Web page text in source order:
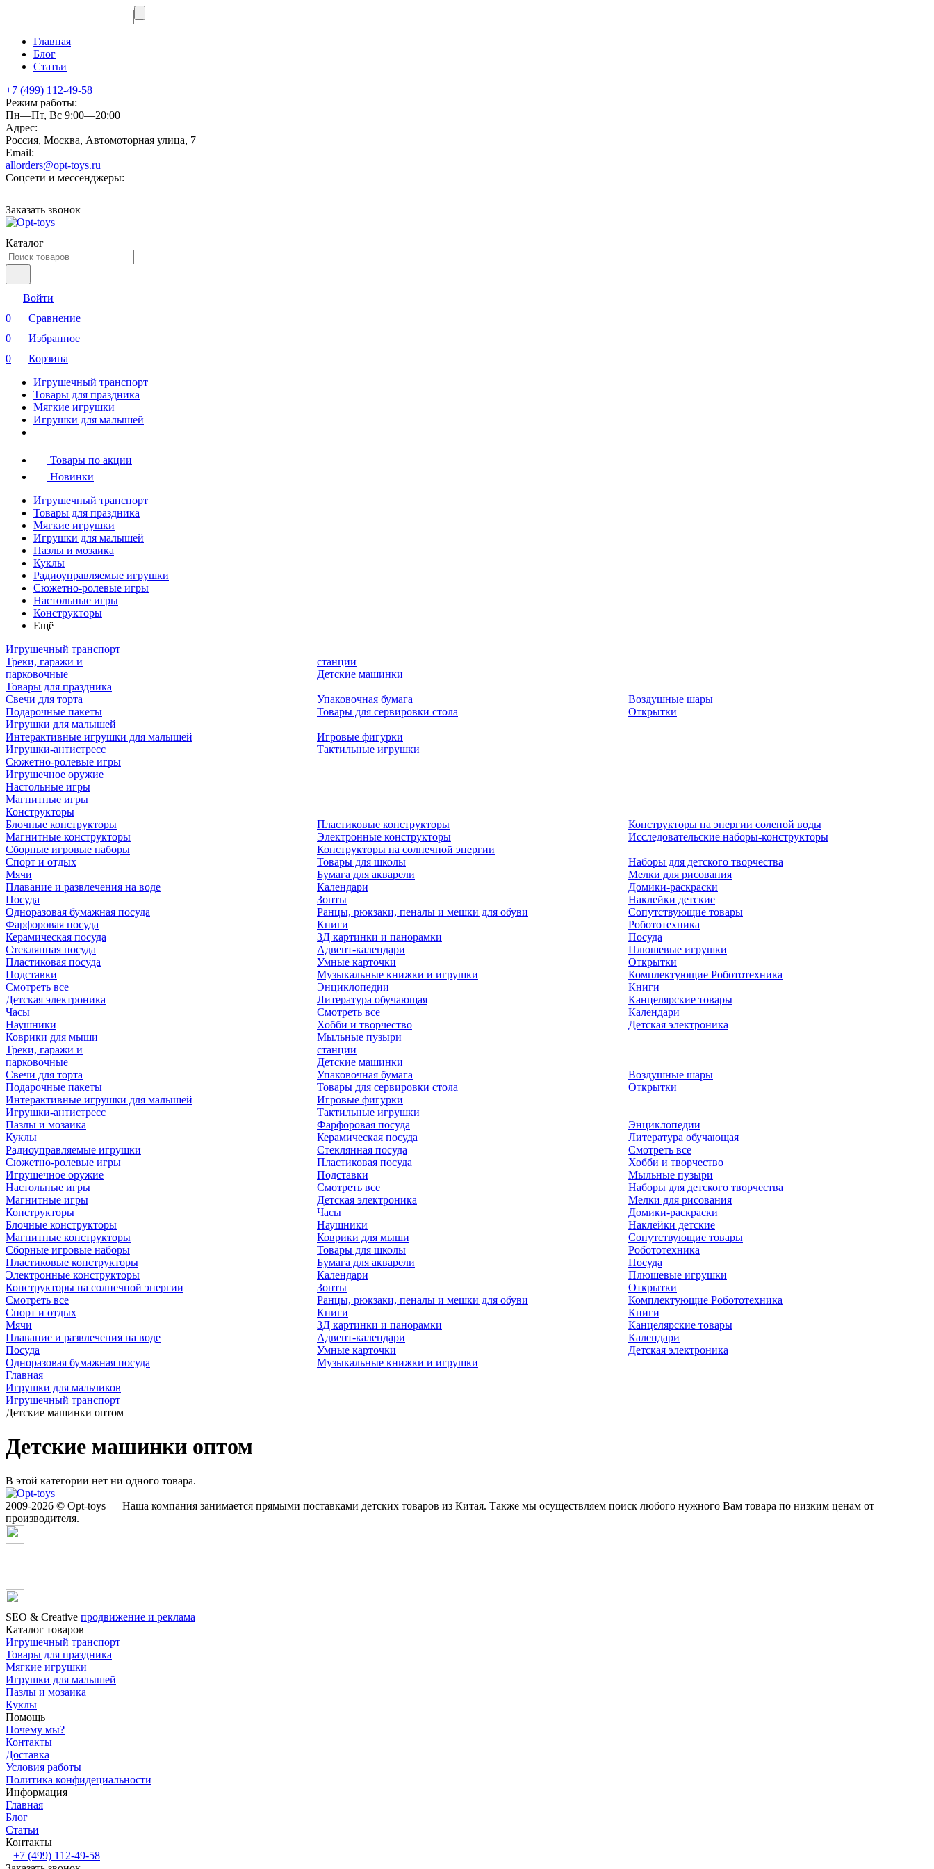
Главная
Блог
Статьи
+7 (499) 112-49-58
Режим работы:
Пн—Пт, Вс 9:00—20:00
Адрес:
Россия, Москва, Автомоторная улица, 7
Email:
allorders@opt-toys.ru
Соцсети и мессенджеры:
Заказать звонок
Каталог
Войти
0
Сравнение
0
Избранное
0
Корзина
Игрушечный транспорт
Товары для праздника
Мягкие игрушки
Игрушки для малышей
Товары по акции
Новинки
Игрушечный транспорт
Товары для праздника
Мягкие игрушки
Игрушки для малышей
Пазлы и мозаика
Куклы
Радиоуправляемые игрушки
Сюжетно-ролевые игры
Настольные игры
Конструкторы
Ещё
Игрушечный транспорт
Треки, гаражи и
парковочные
станции
Детские машинки
Товары для праздника
Свечи для торта
Подарочные пакеты
Упаковочная бумага
Товары для сервировки стола
Воздушные шары
Открытки
Игрушки для малышей
Интерактивные игрушки для малышей
Игрушки-антистресс
Игровые фигурки
Тактильные игрушки
Сюжетно-ролевые игры
Игрушечное оружие
Настольные игры
Магнитные игры
Конструкторы
Блочные конструкторы
Магнитные конструкторы
Сборные игровые наборы
Пластиковые конструкторы
Электронные конструкторы
Конструкторы на солнечной энергии
Конструкторы на энергии соленой воды
Исследовательские наборы-конструкторы
Спорт и отдых
Мячи
Плавание и развлечения на воде
Посуда
Одноразовая бумажная посуда
Фарфоровая посуда
Керамическая посуда
Стеклянная посуда
Пластиковая посуда
Подставки
Смотреть все
Детская электроника
Часы
Наушники
Коврики для мыши
Товары для школы
Бумага для акварели
Календари
Зонты
Ранцы, рюкзаки, пеналы и мешки для обуви
Книги
3Д картинки и панорамки
Адвент-календари
Умные карточки
Музыкальные книжки и игрушки
Энциклопедии
Литература обучающая
Смотреть все
Хобби и творчество
Мыльные пузыри
Наборы для детского творчества
Мелки для рисования
Домики-раскраски
Наклейки детские
Сопутствующие товары
Робототехника
Посуда
Плюшевые игрушки
Открытки
Комплектующие Робототехника
Книги
Канцелярские товары
Календари
Детская электроника
Треки, гаражи и
парковочные
станции
Детские машинки
Свечи для торта
Подарочные пакеты
Упаковочная бумага
Товары для сервировки стола
Воздушные шары
Открытки
Интерактивные игрушки для малышей
Игрушки-антистресс
Игровые фигурки
Тактильные игрушки
Пазлы и мозаика
Куклы
Радиоуправляемые игрушки
Сюжетно-ролевые игры
Игрушечное оружие
Настольные игры
Магнитные игры
Конструкторы
Блочные конструкторы
Магнитные конструкторы
Сборные игровые наборы
Пластиковые конструкторы
Электронные конструкторы
Конструкторы на солнечной энергии
Смотреть все
Спорт и отдых
Мячи
Плавание и развлечения на воде
Посуда
Одноразовая бумажная посуда
Фарфоровая посуда
Керамическая посуда
Стеклянная посуда
Пластиковая посуда
Подставки
Смотреть все
Детская электроника
Часы
Наушники
Коврики для мыши
Товары для школы
Бумага для акварели
Календари
Зонты
Ранцы, рюкзаки, пеналы и мешки для обуви
Книги
3Д картинки и панорамки
Адвент-календари
Умные карточки
Музыкальные книжки и игрушки
Энциклопедии
Литература обучающая
Смотреть все
Хобби и творчество
Мыльные пузыри
Наборы для детского творчества
Мелки для рисования
Домики-раскраски
Наклейки детские
Сопутствующие товары
Робототехника
Посуда
Плюшевые игрушки
Открытки
Комплектующие Робототехника
Книги
Канцелярские товары
Календари
Детская электроника
Главная
Игрушки для мальчиков
Игрушечный транспорт
Детские машинки оптом
Детские машинки оптом
В этой категории нет ни одного товара.
2009-2026 © Opt-toys — Наша компания занимается прямыми поставками детских товаров из Китая. Также мы осуществляем поиск любого нужного Вам товара по низким ценам от
производителя.
SЕО & Сreative продвижение и реклама
Каталог товаров
Игрушечный транспорт
Товары для праздника
Мягкие игрушки
Игрушки для малышей
Пазлы и мозаика
Куклы
Помощь
Почему мы?
Контакты
Доставка
Условия работы
Политика конфидециальности
Информация
Главная
Блог
Статьи
Контакты
+7 (499) 112-49-58